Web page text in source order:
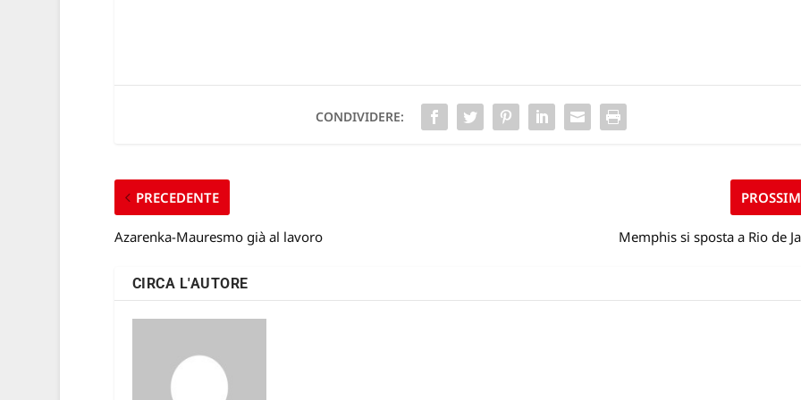
CONDIVIDERE:
PRECEDENTE
Azarenka-Mauresmo già al lavoro Memphis si sposta a Rio de
CIRCA L'AUTORE